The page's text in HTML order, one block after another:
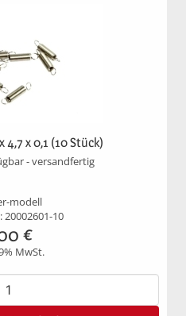
4,7 x 0,1 (10 Stück)
- versandfertig
modell
20002601-10
€
MwSt.